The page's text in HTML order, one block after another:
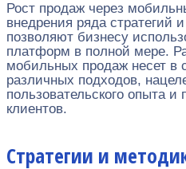
Рост продаж через
внедрения ряда стратегий
позволяют бизнесу
платформ в полной мере.
мобильных продаж несет в
различных подходов,
пользовательского опыта
клиентов.
Стратегии и